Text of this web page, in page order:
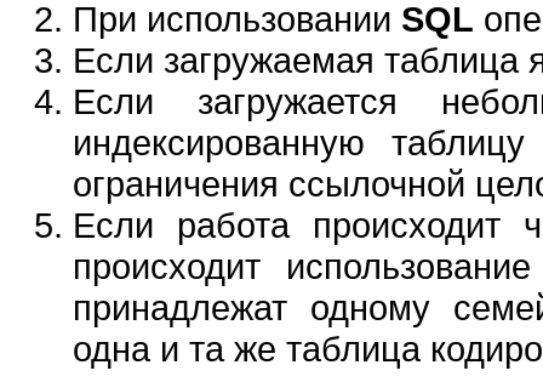
При использовании SQL
Если загружаемая таблица
Если загружается
индексированную
ограничения ссылочной
Если работа происходит
происходит
принадлежат одному
одна и та же таблица